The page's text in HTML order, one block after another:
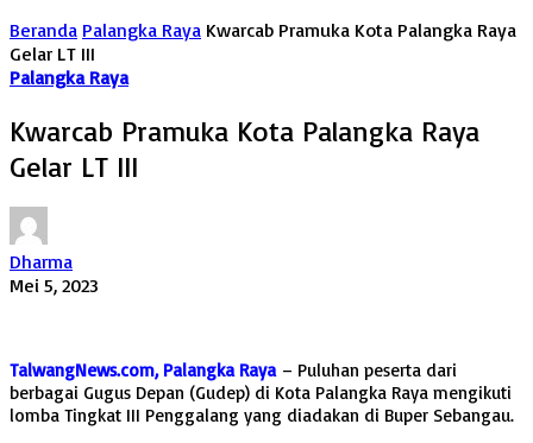
Beranda Palangka Raya Kwarcab Pramuka Kota Palangka Raya
Gelar LT III
Palangka Raya
Kwarcab Pramuka Kota Palangka Raya
Gelar LT III
Dharma
Mei 5, 2023
TalwangNews.com, Palangka Raya – Puluhan peserta dari
berbagai Gugus Depan (Gudep) di Kota Palangka Raya mengikuti
lomba Tingkat III Penggalang yang diadakan di Buper Sebangau.